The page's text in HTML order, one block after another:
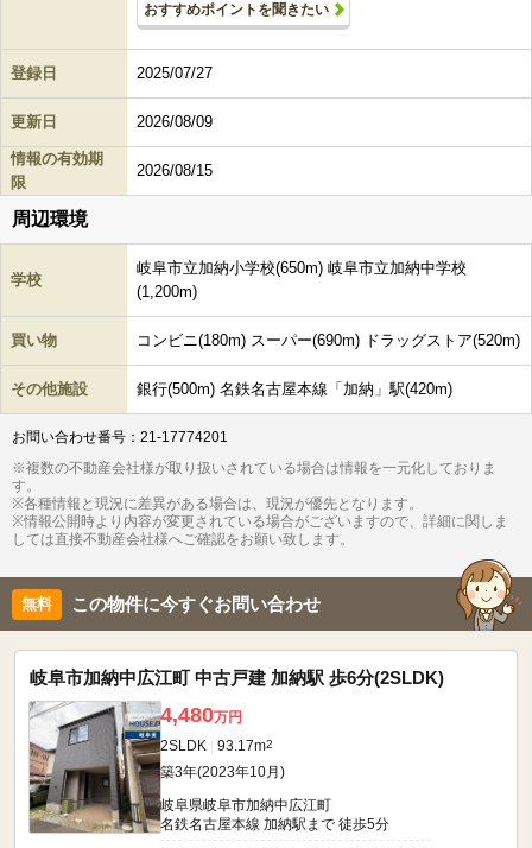
おすすめポイントを聞きたい
登録日 2025/07/27
更新日 2026/08/09
情報の有効期
限
2026/08/15
周辺環境
学校
岐阜市立加納小学校(650m) 岐阜市立加納中学校
(1,200m)
買い物 コンビニ(180m) スーパー(690m) ドラッグストア(520m)
その他施設 銀行(500m) 名鉄名古屋本線「加納」駅(420m)
お問い合わせ番号：21-17774201
※複数の不動産会社様が取り扱いされている場合は情報を一元化しておりま
す。
※各種情報と現況に差異がある場合は、現況が優先となります。
※情報公開時より内容が変更されている場合がございますので、詳細に関しま
しては直接不動産会社様へご確認をお願い致します。
この物件に今すぐお問い合わせ
岐阜市加納中広江町 中古戸建 加納駅 歩6分(2SLDK)
4,480万円
2SLDK
93.17m2
築3年(2023年10月)
岐阜県岐阜市加納中広江町
名鉄名古屋本線 加納駅まで 徒歩5分